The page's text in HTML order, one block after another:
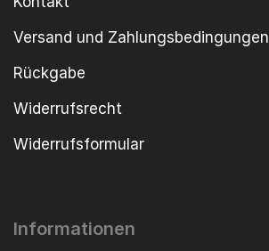
Versand und Zahlungsbedingungen
Rückgabe
Widerrufsrecht
Widerrufsformular
Informationen